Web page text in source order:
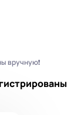
вручную❗️